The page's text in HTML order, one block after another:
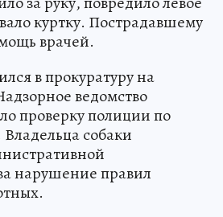
куртку. Пострадавшему
врачей.
в прокуратуру на
ведомство
проверку полиции по
собаки
нарушение правил